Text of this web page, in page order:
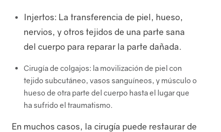
Médicos
Injertos: La transferencia de piel, hueso,
nervios, y otros tejidos de una parte sana
del cuerpo para reparar la parte dañada.
Cirugía de colgajos: la movilización de piel con
tejido subcutáneo, vasos sanguíneos, y músculo o
hueso de otra parte del cuerpo hasta el lugar que
ha sufrido el traumatismo.
En muchos casos, la cirugía puede restaurar de